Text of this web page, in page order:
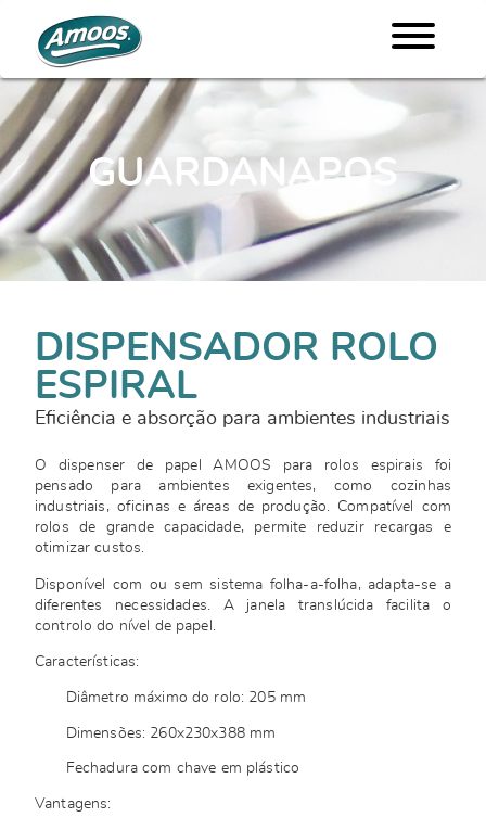
GUARDANAPOS
DISPENSADOR ROLO
ESPIRAL
Eficiência e absorção para ambientes industriais
O dispenser de papel AMOOS para rolos espirais foi
pensado para ambientes exigentes, como cozinhas
industriais, oficinas e áreas de produção. Compatível com
rolos de grande capacidade, permite reduzir recargas e
otimizar custos.
Disponível com ou sem sistema folha-a-folha, adapta-se a
diferentes necessidades. A janela translúcida facilita o
controlo do nível de papel.
Características:
Diâmetro máximo do rolo: 205 mm
Dimensões: 260x230x388 mm
Fechadura com chave em plástico
Vantagens: